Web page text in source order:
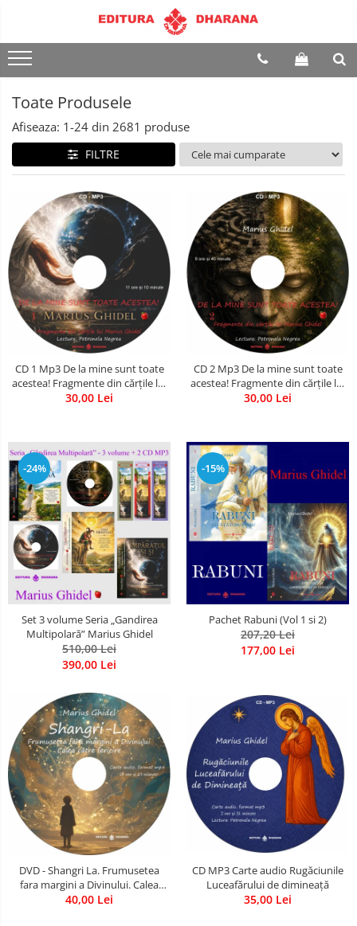
Toate Produsele
Afiseaza: 1-24 din 2681 produse
FILTRE
CD 1 Mp3 De la mine sunt toate
acestea! Fragmente din cărțile lui
Marius Ghidel
30,00 Lei
CD 2 Mp3 De la mine sunt toate
acestea! Fragmente din cărțile lui
Marius Ghidel
30,00 Lei
-24%
Set 3 volume Seria „Gandirea
Multipolară” Marius Ghidel
510,00 Lei
390,00 Lei
-15%
Pachet Rabuni (Vol 1 si 2)
207,20 Lei
177,00 Lei
DVD - Shangri La. Frumusetea
fara margini a Divinului. Calea
catre fericire
40,00 Lei
CD MP3 Carte audio Rugăciunile
Luceafărului de dimineață
35,00 Lei